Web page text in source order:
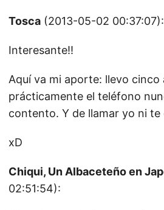
Tosca (2013-05-02 00:37:07):
Interesante!!
Aquí va mi aporte: llevo cinco
prácticamente el teléfono
contento. Y de llamar yo ni
xD
Chiqui, Un Albaceteño en
02:51:54):